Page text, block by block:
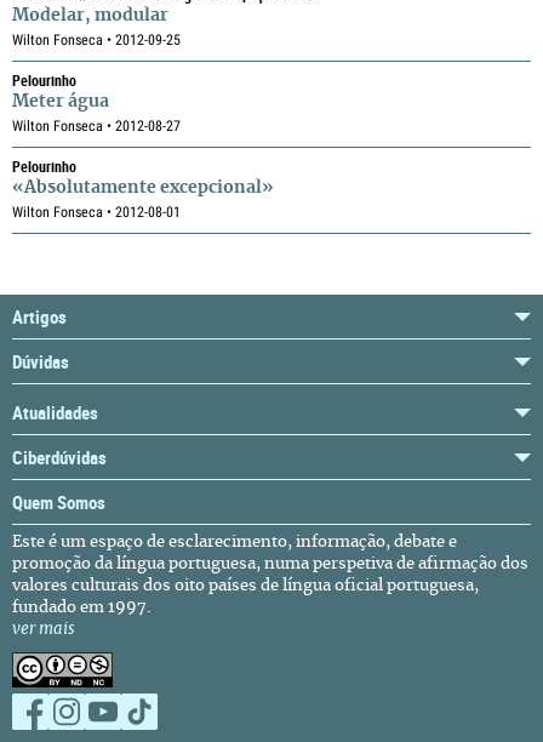
Modelar, modular
Wilton Fonseca • 2012-09-25
Pelourinho
Meter água
Wilton Fonseca • 2012-08-27
Pelourinho
«Absolutamente excepcional»
Wilton Fonseca • 2012-08-01
Artigos
Dúvidas
Atualidades
Ciberdúvidas
Quem Somos
Este é um espaço de esclarecimento, informação, debate e
promoção da língua portuguesa, numa perspetiva de afirmação dos
valores culturais dos oito países de língua oficial portuguesa,
fundado em 1997.
ver mais